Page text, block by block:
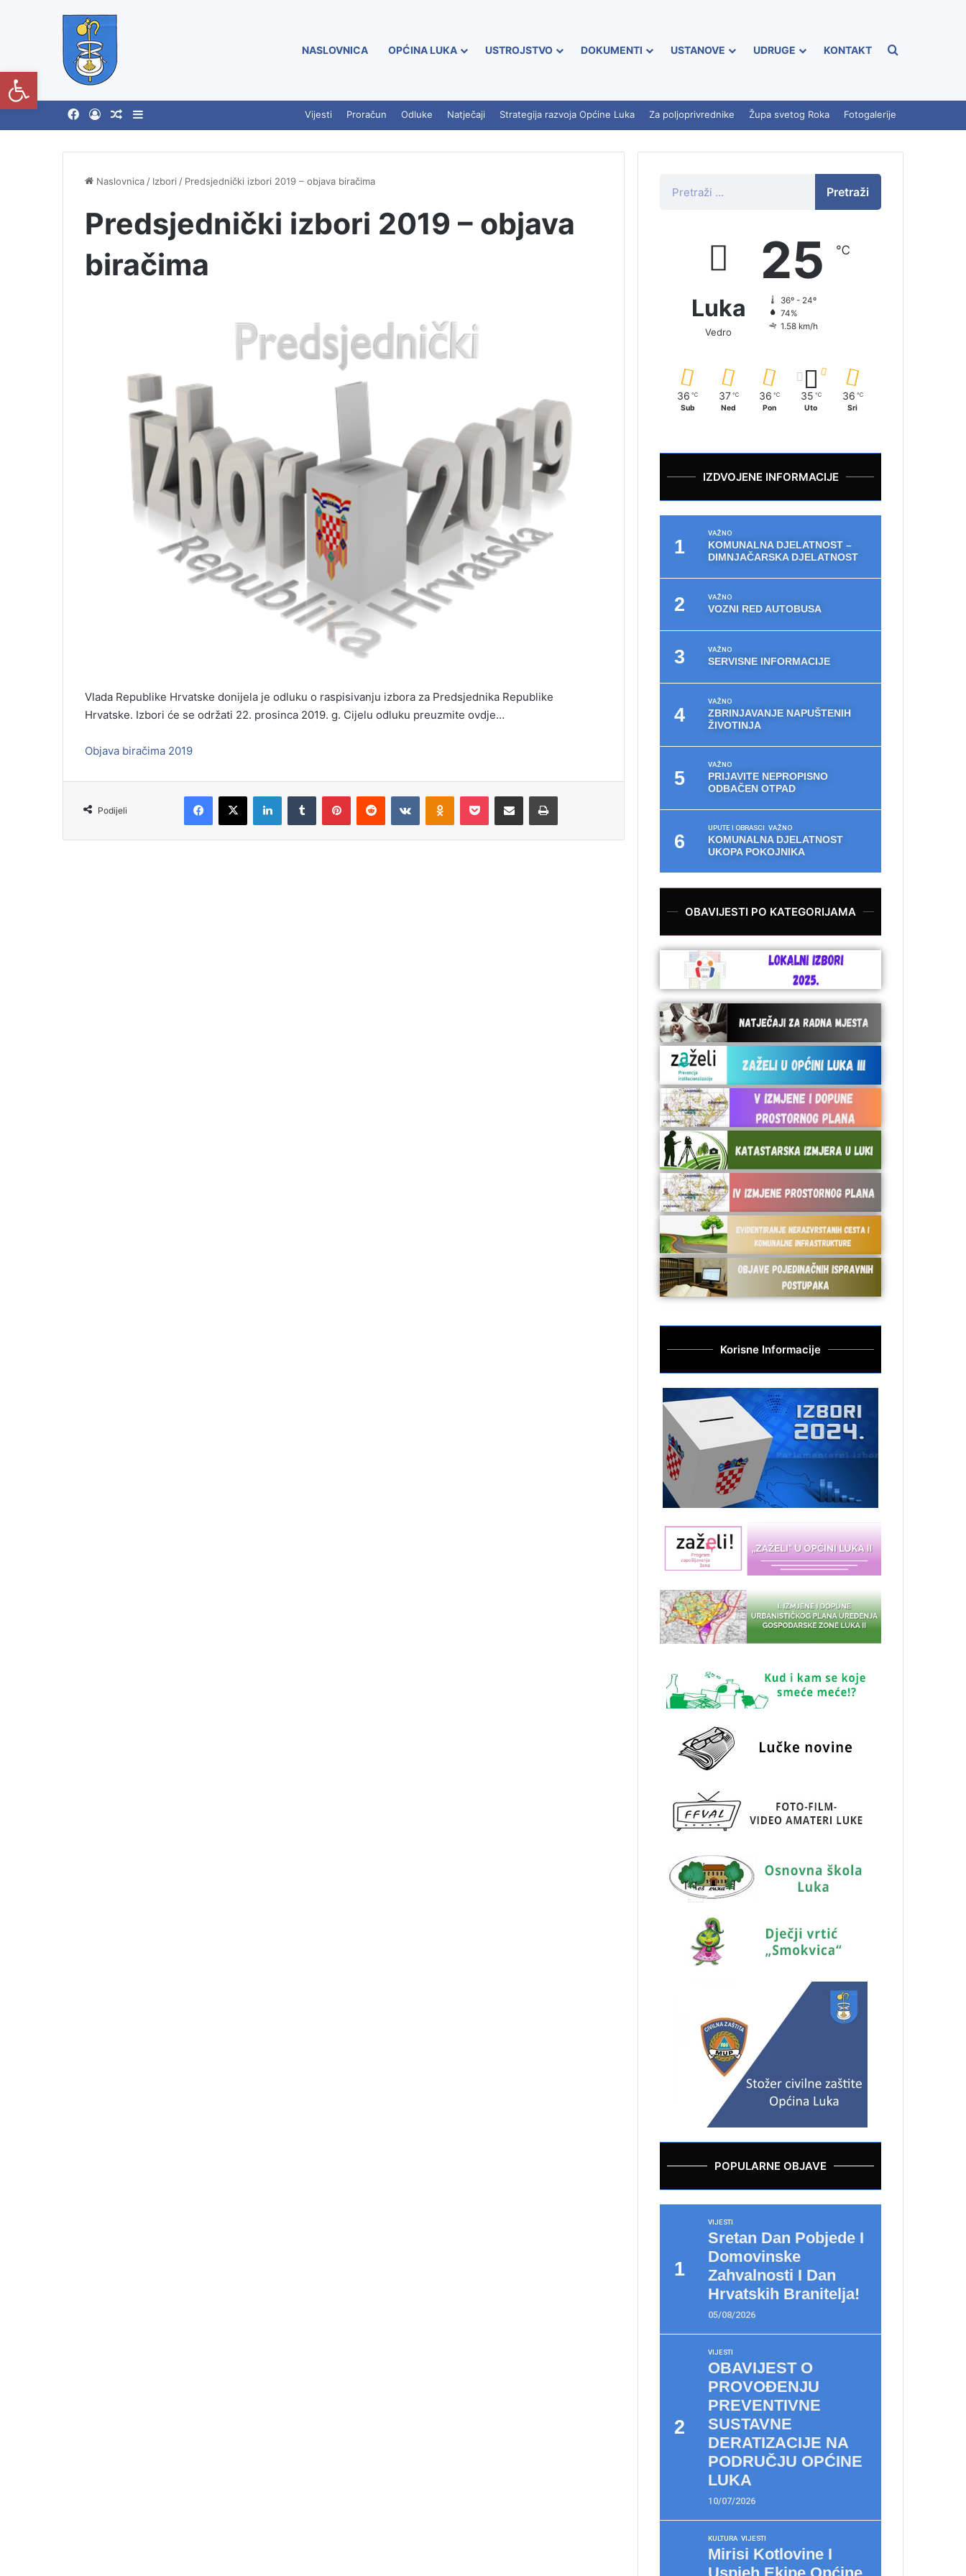
NASLOVNICA OPĆINA LUKA USTROJSTVO DOKUMENTI USTANOVE UDRUGE KONTAKT
Vijesti Proračun Odluke Natječaji Strategija razvoja Općine Luka Za poljoprivrednike Župa svetog Roka Fotogalerije
Naslovnica / Izbori / Predsjednički izbori 2019 – objava biračima
Predsjednički izbori 2019 – objava
biračima
Vlada Republike Hrvatske donijela je odluku o raspisivanju izbora za Predsjednika Republike
Hrvatske. Izbori će se održati 22. prosinca 2019. g. Cijelu odluku preuzmite ovdje…
Objava biračima 2019
Podijeli
Pretraži
Luka
Vedro
25 ℃
36º - 24º
74%
1.58 km/h
36 ℃
Sub
37 ℃
Ned
36 ℃
Pon
35 ℃
Uto
36 ℃
Sri
IZDVOJENE INFORMACIJE
VAŽNO
KOMUNALNA DJELATNOST –
DIMNJAČARSKA DJELATNOST
VAŽNO
VOZNI RED AUTOBUSA
VAŽNO
SERVISNE INFORMACIJE
VAŽNO
ZBRINJAVANJE NAPUŠTENIH
ŽIVOTINJA
VAŽNO
PRIJAVITE NEPROPISNO
ODBAČEN OTPAD
UPUTE I OBRASCI VAŽNO
KOMUNALNA DJELATNOST
UKOPA POKOJNIKA
OBAVIJESTI PO KATEGORIJAMA
Korisne Informacije
POPULARNE OBJAVE
VIJESTI
Sretan Dan Pobjede I
Domovinske
Zahvalnosti I Dan
Hrvatskih Branitelja!
05/08/2026
VIJESTI
OBAVIJEST O
PROVOĐENJU
PREVENTIVNE
SUSTAVNE
DERATIZACIJE NA
PODRUČJU OPĆINE
LUKA
10/07/2026
KULTURA VIJESTI
Mirisi Kotlovine I
Uspjeh Ekipe Općine
Open toolbar